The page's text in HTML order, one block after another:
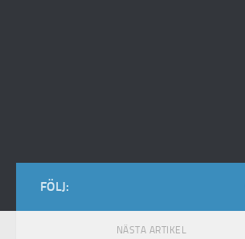
FÖLJ:
NÄSTA ARTIKEL